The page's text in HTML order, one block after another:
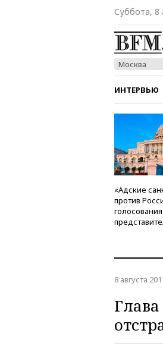
Суббота, 8
Москва
ИНТЕРВЬЮ
СТИЛЬ
«Адские
против
8 августа